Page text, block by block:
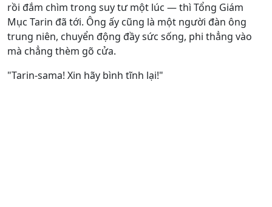
rồi đắm chìm trong suy tư một lúc — thì Tổng Giám
Mục Tarin đã tới. Ông ấy cũng là một người đàn ông
trung niên, chuyển động đầy sức sống, phi thẳng vào
mà chẳng thèm gõ cửa.
"Tarin-sama! Xin hãy bình tĩnh lại!"